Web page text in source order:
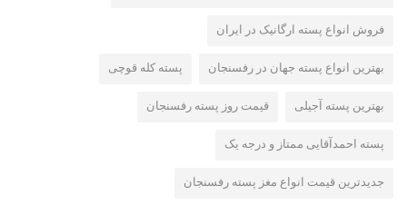
فروش انواع پسته ارگانیک در ایران
بهترین انواع پسته جهان در رفسنجان پسته کله قوچی
بهترین پسته آجیلی قیمت روز پسته رفسنجان
پسته احمدآقایی ممتاز و درجه یک
جدیدترین قیمت انواع مغز پسته رفسنجان